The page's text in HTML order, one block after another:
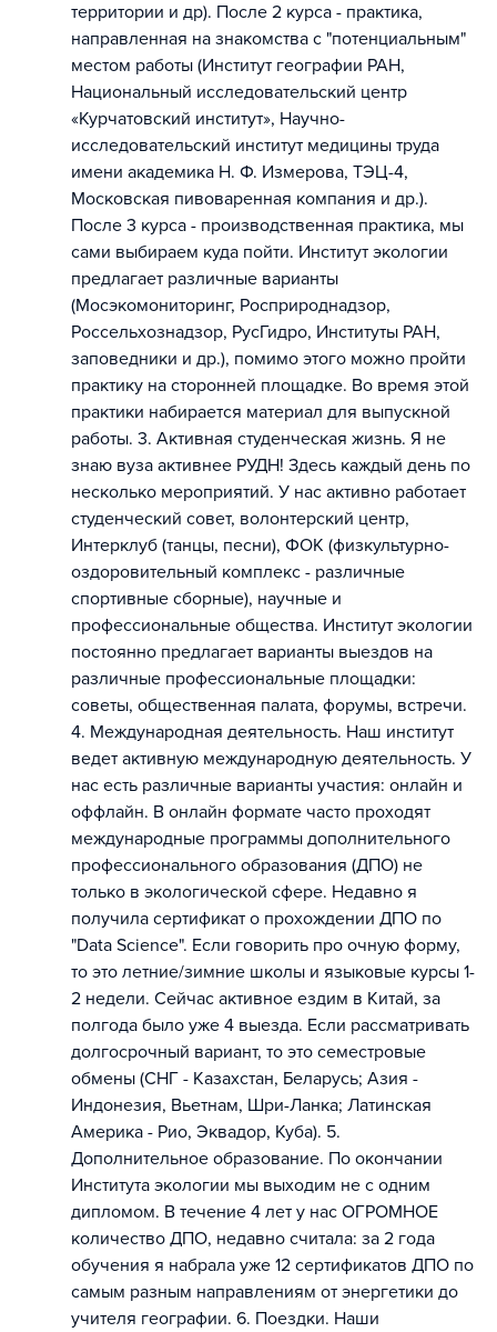
территории и др). После 2 курса - практика,
направленная на знакомства с "потенциальным"
местом работы (Институт географии РАН,
Национальный исследовательский центр
«Курчатовский институт», Научно-
исследовательский институт медицины труда
имени академика Н. Ф. Измерова, ТЭЦ-4,
Московская пивоваренная компания и др.).
После 3 курса - производственная практика, мы
сами выбираем куда пойти. Институт экологии
предлагает различные варианты
(Мосэкомониторинг, Росприроднадзор,
Россельхознадзор, РусГидро, Институты РАН,
заповедники и др.), помимо этого можно пройти
практику на сторонней площадке. Во время этой
практики набирается материал для выпускной
работы. 3. Активная студенческая жизнь. Я не
знаю вуза активнее РУДН! Здесь каждый день по
несколько мероприятий. У нас активно работает
студенческий совет, волонтерский центр,
Интерклуб (танцы, песни), ФОК (физкультурно-
оздоровительный комплекс - различные
спортивные сборные), научные и
профессиональные общества. Институт экологии
постоянно предлагает варианты выездов на
различные профессиональные площадки:
советы, общественная палата, форумы, встречи.
4. Международная деятельность. Наш институт
ведет активную международную деятельность. У
нас есть различные варианты участия: онлайн и
оффлайн. В онлайн формате часто проходят
международные программы дополнительного
профессионального образования (ДПО) не
только в экологической сфере. Недавно я
получила сертификат о прохождении ДПО по
"Data Science". Если говорить про очную форму,
то это летние/зимние школы и языковые курсы 1-
2 недели. Сейчас активное ездим в Китай, за
полгода было уже 4 выезда. Если рассматривать
долгосрочный вариант, то это семестровые
обмены (СНГ - Казахстан, Беларусь; Азия -
Индонезия, Вьетнам, Шри-Ланка; Латинская
Америка - Рио, Эквадор, Куба). 5.
Дополнительное образование. По окончании
Института экологии мы выходим не с одним
дипломом. В течение 4 лет у нас ОГРОМНОЕ
количество ДПО, недавно считала: за 2 года
обучения я набрала уже 12 сертификатов ДПО по
самым разным направлениям от энергетики до
учителя географии. 6. Поездки. Наши